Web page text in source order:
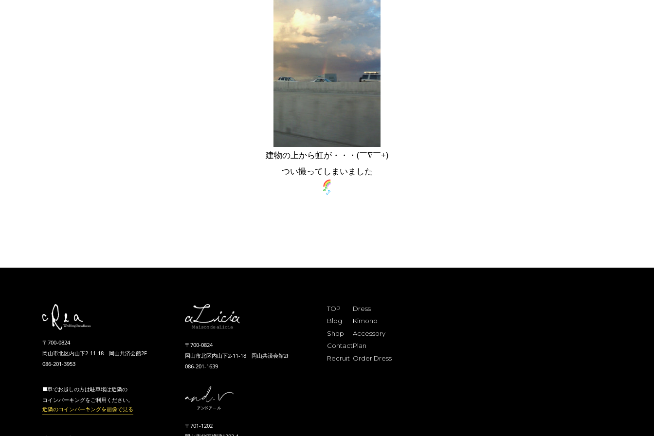
建物の上から虹が・・・(￣∇￣+)
つい撮ってしまいました
〒700-0824
岡山市北区内山下2-11-18 岡山共済会館2F
086-201-3953
■車でお越しの方は駐車場は近隣の
コインパーキングをご利用ください。
近隣のコインパーキングを画像で見る
〒700-0824
岡山市北区内山下2-11-18 岡山共済会館2F
086-201-1639
〒701-1202
TOP
Blog
Shop
Contact
Recruit
Dress
Kimono
Accessory
Plan
Order Dress